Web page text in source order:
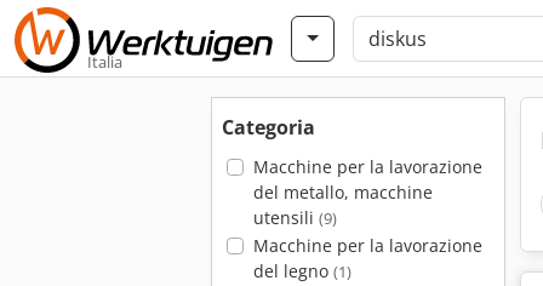
Italia
Categoria
Macchine per la lavorazione
del metallo, macchine
utensili (9)
Macchine per la lavorazione
del legno (1)